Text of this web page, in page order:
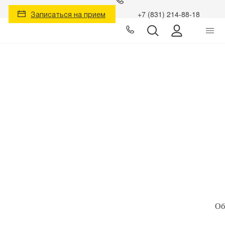
Записаться на прием +7 (831) 214-88-18
Личный
Об